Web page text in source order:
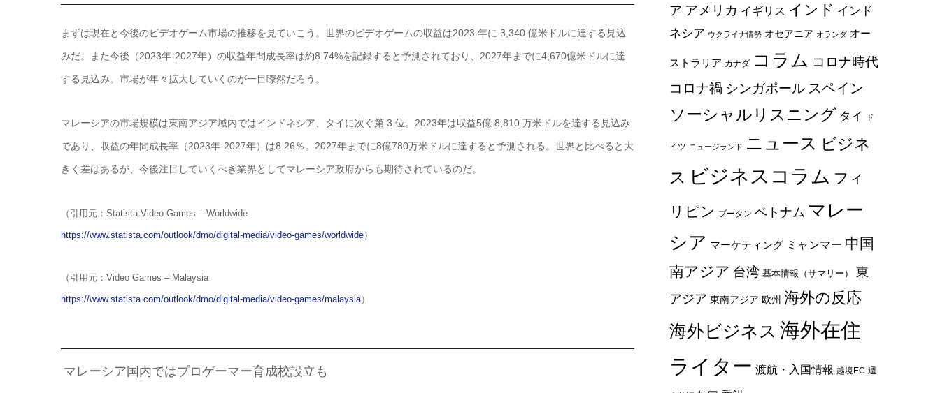
まずは現在と今後のビデオゲーム市場の推移を見ていこう。世界のビデオゲームの収益は2023 年に 3,340 億米ドルに達する見込
みだ。また今後（2023年‐2027年）の収益年間成長率は約8.74%を記録すると予測されており、2027年までに4,670億米ドルに達
する見込み。市場が年々拡大していくのが一目瞭然だろう。
マレーシアの市場規模は東南アジア域内ではインドネシア、タイに次ぐ第 3 位。2023年は収益5億 8,810 万米ドルを達する見込み
であり、収益の年間成長率（2023年‐2027年）は8.26％。2027年までに8億780万米ドルに達すると予測される。世界と比べると大
きく差はあるが、今後注目していくべき業界としてマレーシア政府からも期待されているのだ。
（引用元：Statista Video Games – Worldwide
https://www.statista.com/outlook/dmo/digital-media/video-games/worldwide）
（引用元：Video Games – Malaysia
https://www.statista.com/outlook/dmo/digital-media/video-games/malaysia）
マレーシア国内ではプロゲーマー育成校設立も
ア アメリカ イギリス インド インド
ネシア ウクライナ情勢 オセアニア オランダ オー
ストラリア カナダ コラム コロナ時代
コロナ禍 シンガポール スペイン
ソーシャルリスニング タイ ド
イツ ニュージランド ニュース ビジネ
ス ビジネスコラム フィ
リピン ブータン ベトナム マレー
シア マーケティング ミャンマー 中国
南アジア 台湾 基本情報（サマリー）
東
アジア 東南アジア 欧州 海外の反応
海外ビジネス 海外在住
ライター 渡航・入国情報 越境EC 週